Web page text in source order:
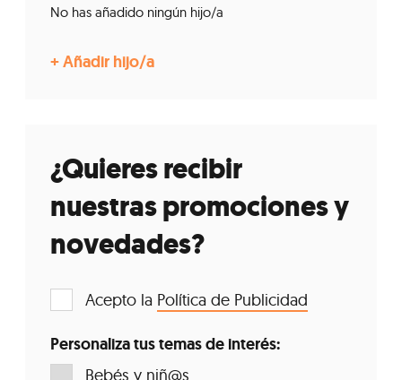
No has añadido ningún hijo/a
¿Quieres recibir
nuestras promociones y
novedades?
Acepto la Política de Publicidad
Personaliza tus temas de interés:
Bebés y niñ@s